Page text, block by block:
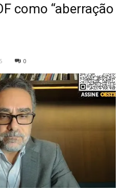
como “aberração
0